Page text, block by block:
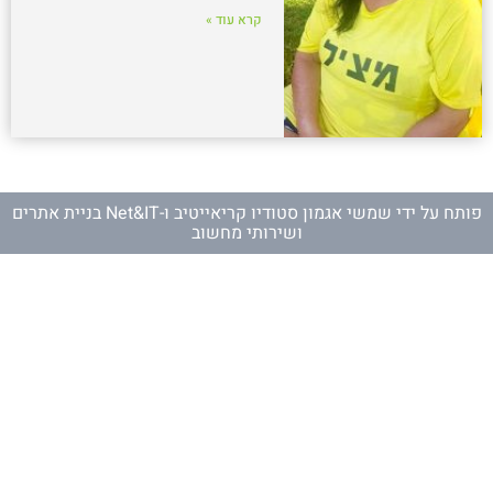
קרא עוד »
פותח על ידי שמשי אגמון סטודיו קריאייטיב ו- Net&IT בניית אתרים
ושירותי מחשוב